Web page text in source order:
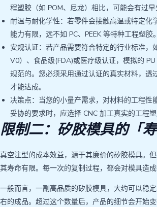
程塑胶（如 POM、尼龙）相比，可能会有过早
耐温与耐化学性：若零件会接触高温或特定化
能力有限，远不如 PC、PEEK 等特种工程塑胶。
安规认证：若产品需要符合特定的行业标准，
V0）、食品级(FDA)或医疗级认证，模拟的
规范的。您必须采用通过认证的真实材料，透
才能达成。
决策点：当您的小量产需求，对材料的工程性
妥协的要求时，应选择 CNC 加工真实的工程塑
限制二：矽胶模具的「
真空注型的成本效益，源于其廉价的矽胶模具。但
其寿命有限。每一次的复制过程，都会对模具造成
一般而言，一副高品质的矽胶模具，大约可以稳
右的成品。超过这个数量后，产品的细节会开始